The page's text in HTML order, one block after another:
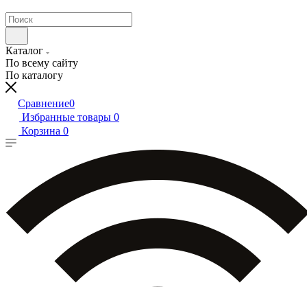
Каталог
По всему сайту
По каталогу
Сравнение0
Избранные товары 0
Корзина 0